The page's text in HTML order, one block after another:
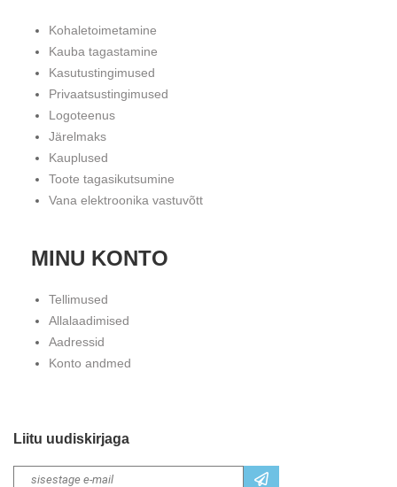
Kohaletoimetamine
Kauba tagastamine
Kasutustingimused
Privaatsustingimused
Logoteenus
Järelmaks
Kauplused
Toote tagasikutsumine
Vana elektroonika vastuvõtt
MINU KONTO
Tellimused
Allalaadimised
Aadressid
Konto andmed
Liitu uudiskirjaga